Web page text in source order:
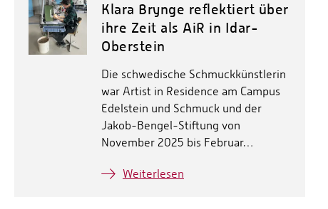
Klara Brynge reflektiert über
ihre Zeit als AiR in Idar-
Oberstein
Die schwedische Schmuckkünstlerin
war Artist in Residence am Campus
Edelstein und Schmuck und der
Jakob-Bengel-Stiftung von
November 2025 bis Februar…
Weiterlesen